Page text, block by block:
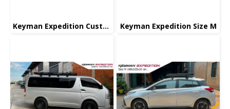
Keyman Expedition Custom Keyman Expedition Size M